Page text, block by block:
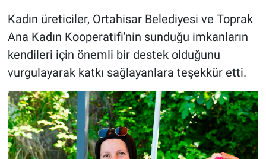
Kadın üreticiler, Ortahisar Belediyesi ve Toprak
Ana Kadın Kooperatifi'nin sunduğu imkanların
kendileri için önemli bir destek olduğunu
vurgulayarak katkı sağlayanlara teşekkür etti.